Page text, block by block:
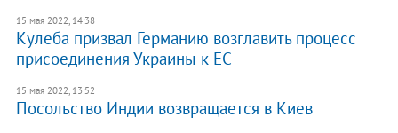
15 мая 2022, 14:38
Кулеба призвал Германию возглавить процесс
присоединения Украины к ЕС
15 мая 2022, 13:52
Посольство Индии возвращается в Киев